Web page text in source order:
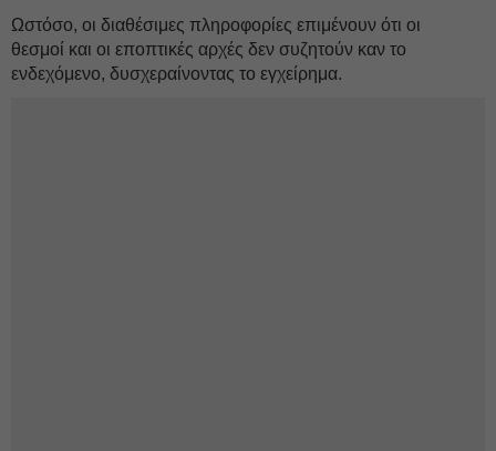
Ωστόσο, οι διαθέσιμες πληροφορίες επιμένουν ότι οι
θεσμοί και οι εποπτικές αρχές δεν συζητούν καν το
ενδεχόμενο, δυσχεραίνοντας το εγχείρημα.